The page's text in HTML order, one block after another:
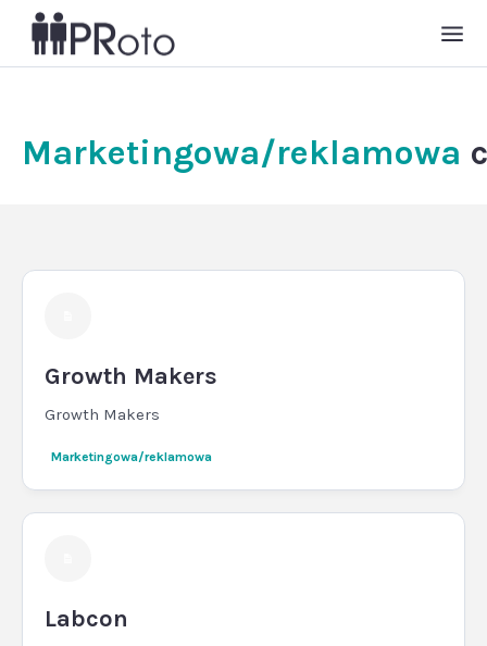
Marketingowa/reklamowa
Growth Makers
Growth Makers
Marketingowa/reklamowa
Labcon